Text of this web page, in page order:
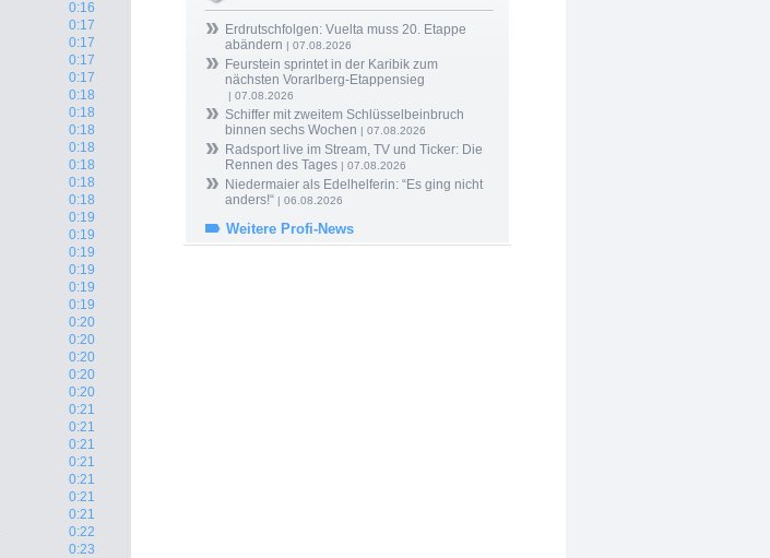
0:16
0:17
0:17
0:17
0:17
0:18
0:18
0:18
0:18
0:18
0:18
0:18
0:19
0:19
0:19
0:19
0:19
0:19
0:20
0:20
0:20
0:20
0:20
0:21
0:21
0:21
0:21
0:21
0:21
0:21
0:22
0:23
Erdrutschfolgen: Vuelta muss 20. Etappe
abändern | 07.08.2026
Feurstein sprintet in der Karibik zum
nächsten Vorarlberg-Etappensieg
| 07.08.2026
Schiffer mit zweitem Schlüsselbeinbruch
binnen sechs Wochen | 07.08.2026
Radsport live im Stream, TV und Ticker: Die
Rennen des Tages | 07.08.2026
Niedermaier als Edelhelferin: “Es ging nicht
anders!“ | 06.08.2026
Weitere Profi-News